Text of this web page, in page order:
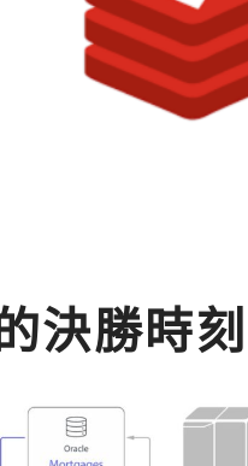
決勝時刻